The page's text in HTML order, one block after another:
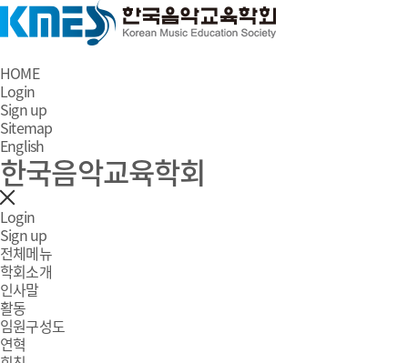
HOME
Login
Sign up
Sitemap
English
한국음악교육학회
Login
Sign up
전체메뉴
학회소개
인사말
활동
임원구성도
연혁